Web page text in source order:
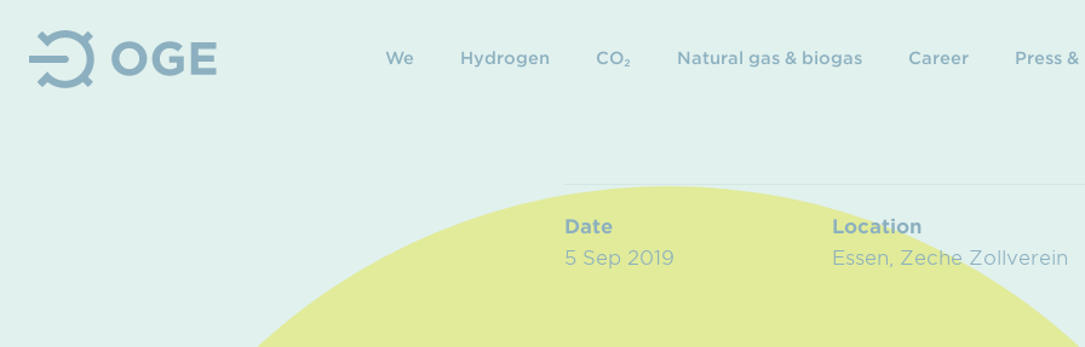
We Hydrogen CO₂ Natural gas & biogas Career Press
Date
5 Sep 2019
Location
Essen, Zeche Zollverein